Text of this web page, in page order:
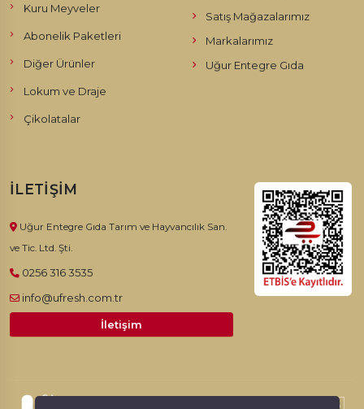
Kuru Meyveler
Abonelik Paketleri
Diğer Ürünler
Lokum ve Draje
Çikolatalar
Satış Mağazalarımız
Markalarımız
Uğur Entegre Gıda
İLETIŞIM
Uğur Entegre Gıda Tarım ve Hayvancılık San.
ve Tic. Ltd. Şti.
0256 316 3535
info@ufresh.com.tr
İletişim